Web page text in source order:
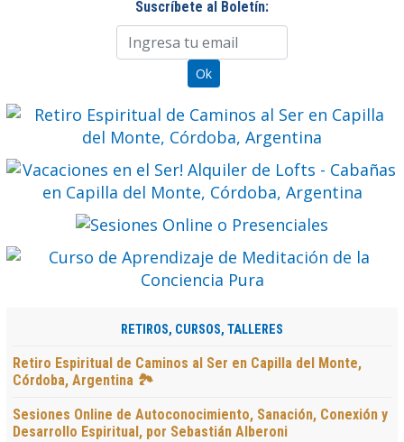
Suscríbete al Boletín:
RETIROS, CURSOS, TALLERES
Retiro Espiritual de Caminos al Ser en Capilla del Monte,
Córdoba, Argentina 🏞️
Sesiones Online de Autoconocimiento, Sanación, Conexión y
Desarrollo Espiritual, por Sebastián Alberoni